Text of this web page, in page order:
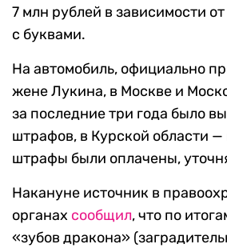
7 млн рублей в зависимости
с буквами.
На автомобиль, официально
жене Лукина, в Москве и
за последние три года было
штрафов, в Курской области —
штрафы были оплачены,
Накануне источник в
органах сообщил, что по
«зубов дракона»